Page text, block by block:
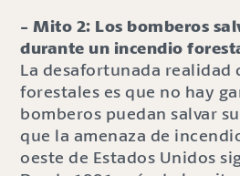
- Mito 2: Los bomberos
durante un incendio
La desafortunada realidad
forestales es que no hay
bomberos puedan salvar
que la amenaza de
oeste de Estados Unidos